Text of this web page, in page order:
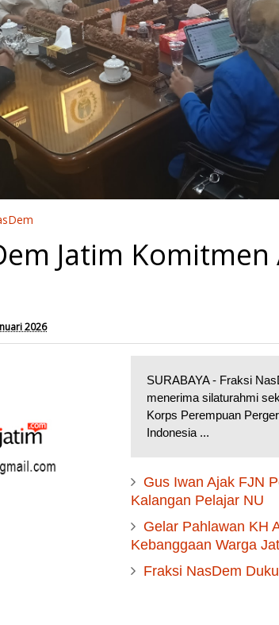
Jatim
2026
SURABAYA - Fraksi
menerima silaturahmi
Korps Perempuan
Indonesia ...
Gus Iwan Ajak FJN
Kalangan Pelajar NU
Gelar Pahlawan KH
Kebanggaan Warga
Fraksi NasDem